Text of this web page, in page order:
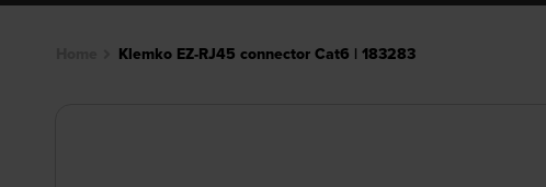
Klemko EZ-RJ45 connector Cat6 | 183283